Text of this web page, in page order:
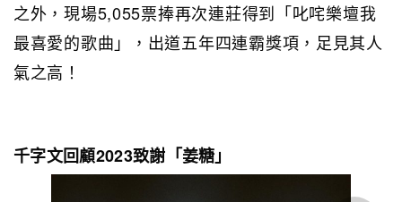
之外，現場5,055票捧再次連莊得到「叱咤樂壇我
最喜愛的歌曲」，出道五年四連霸獎項，足見其人
氣之高！
千字文回顧2023致謝「姜糖」